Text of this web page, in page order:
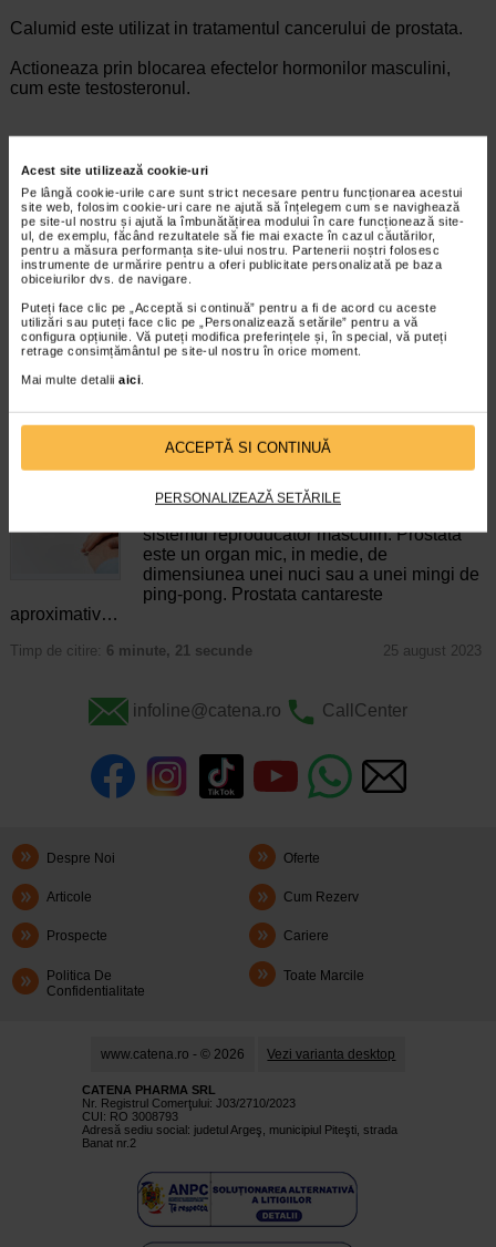
Acest site utilizează cookie-uri
Pe lângă cookie-urile care sunt strict necesare pentru funcționarea acestui
site web, folosim cookie-uri care ne ajută să înțelegem cum se navighează
pe site-ul nostru și ajută la îmbunătățirea modului în care funcționează site-
ul, de exemplu, făcând rezultatele să fie mai exacte în cazul căutărilor,
pentru a măsura performanța site-ului nostru. Partenerii noștri folosesc
instrumente de urmărire pentru a oferi publicitate personalizată pe baza
obiceiurilor dvs. de navigare.
Puteți face clic pe „Acceptă si continuă” pentru a fi de acord cu aceste
utilizări sau puteți face clic pe „Personalizează setările” pentru a vă
configura opțiunile. Vă puteți modifica preferințele și, în special, vă puteți
retrage consimțământul pe site-ul nostru în orice moment.
Mai multe detalii aici.
ACCEPTĂ SI CONTINUĂ
PERSONALIZEAZĂ SETĂRILE
Calumid este utilizat in tratamentul cancerului de prostata.
Actioneaza prin blocarea efectelor hormonilor masculini,
cum este testosteronul.
*Pentru pret te asteptam in cea mai apropiata farmacie Catena
ARTICOLE RECOMANDATE
Lista completa a analizelor pentru prostata
Metode de diagnostic
Prostata este o glanda a sistemului genital
masculin cu rol extrem de important in
organism. Prostata poate fi afectata de
simptome destul de deranjante. Acesta
4 minute, 2 secunde
Ce este prostata si care este rolul sau
Corpul uman - organe interne
sistemul reproducator masculin. Prostata
este un organ mic, in medie, de
dimensiunea unei nuci sau a unei mingi de
ping-pong. Prostata cantareste
aproximativ…
Timp de citire: 6 minute, 21 secunde 25 august 2023
infoline@catena.ro CallCenter
Despre Noi Oferte
Articole Cum Rezerv
Prospecte Cariere
Politica De
Confidentialitate
Toate Marcile
www.catena.ro - © 2026 Vezi varianta desktop
CATENA PHARMA SRL
Nr. Registrul Comerţului: J03/2710/2023
CUI: RO 3008793
Adresă sediu social: judetul Argeş, municipiul Piteşti, strada
Banat nr.2